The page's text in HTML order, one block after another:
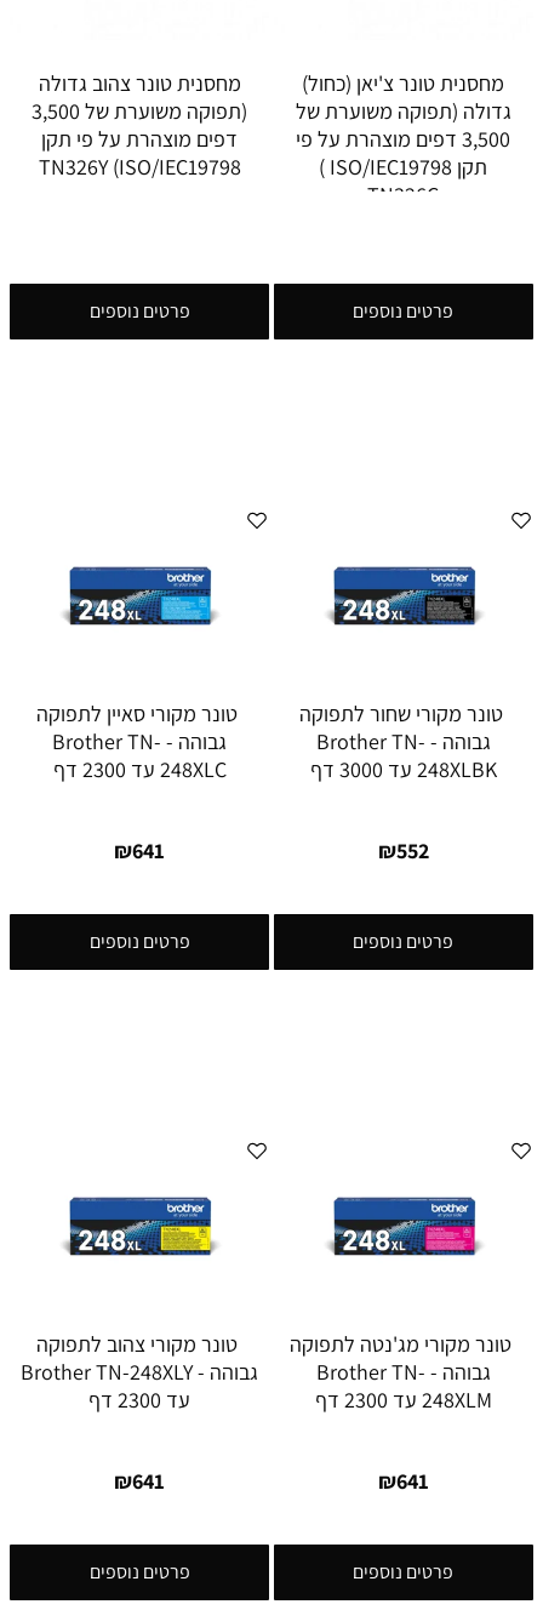
מחסנית טונר צ'יאן (כחול)
גדולה (תפוקה משוערת של
3,500 דפים מוצהרת על פי
תקן ISO/IEC19798 )
TN326C
פרטים נוספים
מחסנית טונר צהוב גדולה
(תפוקה משוערת של 3,500
דפים מוצהרת על פי תקן
ISO/IEC19798) TN326Y
פרטים נוספים
טונר מקורי שחור לתפוקה
גבוהה - Brother TN-
248XLBK עד 3000 דף
₪552
פרטים נוספים
טונר מקורי סאיין לתפוקה
גבוהה - Brother TN-
248XLC עד 2300 דף
₪641
פרטים נוספים
טונר מקורי מג'נטה לתפוקה
גבוהה - Brother TN-
248XLM עד 2300 דף
₪641
פרטים נוספים
טונר מקורי צהוב לתפוקה
גבוהה - Brother TN-248XLY
עד 2300 דף
₪641
פרטים נוספים